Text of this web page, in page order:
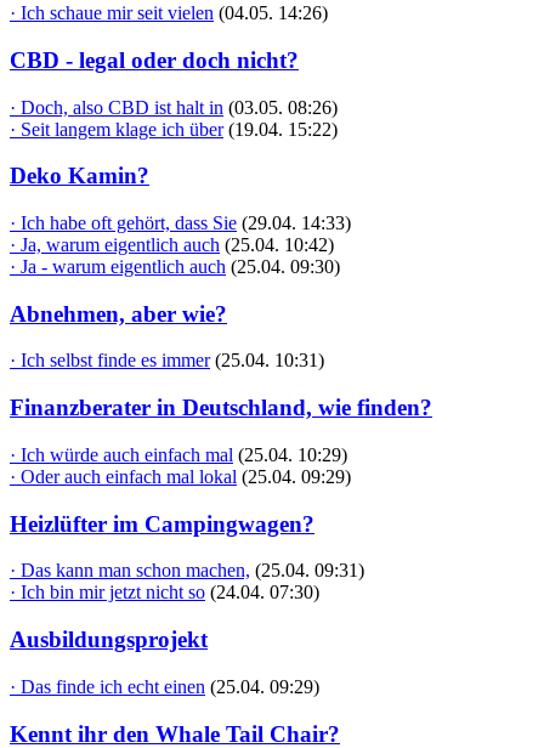
· Ich schaue mir seit vielen (04.05. 14:26)
CBD - legal oder doch nicht?
· Doch, also CBD ist halt in (03.05. 08:26)
· Seit langem klage ich über (19.04. 15:22)
Deko Kamin?
· Ich habe oft gehört, dass Sie (29.04. 14:33)
· Ja, warum eigentlich auch (25.04. 10:42)
· Ja - warum eigentlich auch (25.04. 09:30)
Abnehmen, aber wie?
· Ich selbst finde es immer (25.04. 10:31)
Finanzberater in Deutschland, wie finden?
· Ich würde auch einfach mal (25.04. 10:29)
· Oder auch einfach mal lokal (25.04. 09:29)
Heizlüfter im Campingwagen?
· Das kann man schon machen, (25.04. 09:31)
· Ich bin mir jetzt nicht so (24.04. 07:30)
Ausbildungsprojekt
· Das finde ich echt einen (25.04. 09:29)
Kennt ihr den Whale Tail Chair?